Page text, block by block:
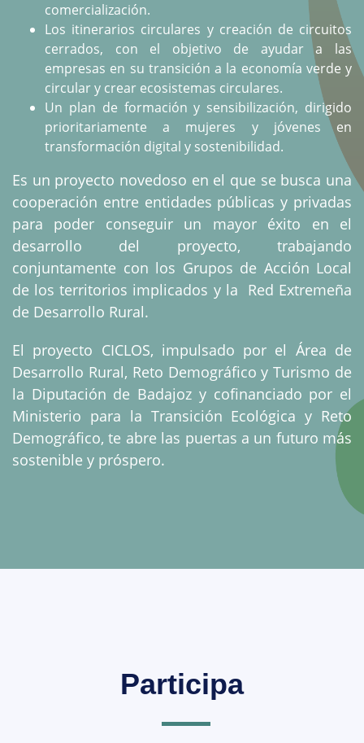
comercialización.
Los itinerarios circulares y creación de circuitos
cerrados, con el objetivo de ayudar a las
empresas en su transición a la economía verde y
circular y crear ecosistemas circulares.
Un plan de formación y sensibilización, dirigido
prioritariamente a mujeres y jóvenes en
transformación digital y sostenibilidad.
Es un proyecto novedoso en el que se busca una
cooperación entre entidades públicas y privadas
para poder conseguir un mayor éxito en el
desarrollo del proyecto, trabajando
conjuntamente con los Grupos de Acción Local
de los territorios implicados y la Red Extremeña
de Desarrollo Rural.
El proyecto CICLOS, impulsado por el Área de
Desarrollo Rural, Reto Demográfico y Turismo de
la Diputación de Badajoz y cofinanciado por el
Ministerio para la Transición Ecológica y Reto
Demográfico, te abre las puertas a un futuro más
sostenible y próspero.
Participa